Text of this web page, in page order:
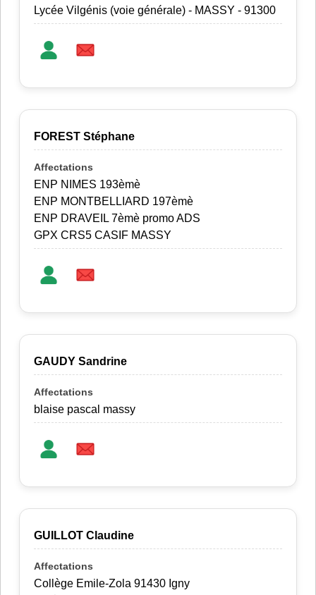
Lycée Vilgénis (voie générale) - MASSY - 91300
FOREST Stéphane
ENP NIMES 193èmè
ENP MONTBELLIARD 197èmè
ENP DRAVEIL 7èmè promo ADS
GPX CRS5 CASIF MASSY
GAUDY Sandrine
blaise pascal massy
GUILLOT Claudine
Collège Emile-Zola 91430 Igny